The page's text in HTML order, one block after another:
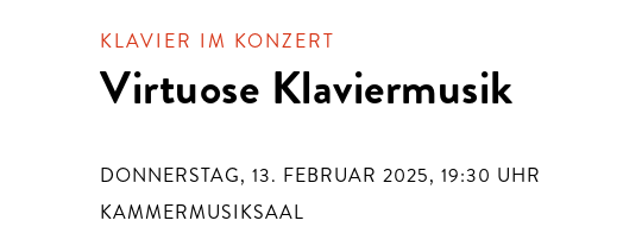
KLAVIER IM KONZERT
Virtuose Klaviermusik
DONNERSTAG, 13. FEBRUAR 2025, 19:30 UHR
KAMMERMUSIKSAAL